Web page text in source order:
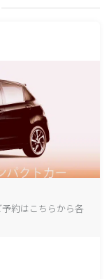
約はこちらから各